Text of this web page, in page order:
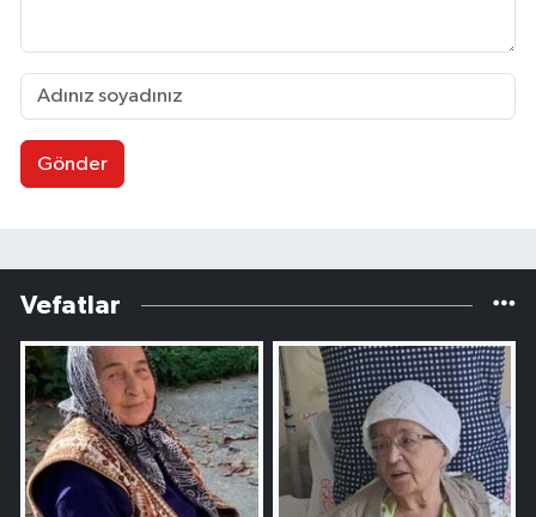
Gönder
Vefatlar